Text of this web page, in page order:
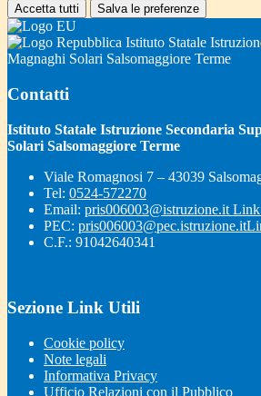
Accetta tutti Salva le preferenze
Istituto Statale
Magnaghi Solari Salsomaggiore Terme
Contatti
Istituto Statale Istruzione Secondaria
Solari Salsomaggiore Terme
Viale Romagnosi 7 – 43039
Tel: 0524-572270
Email: pris006003@istruzione.it Link
PEC: pris006003@pec.istruzione.it
C.F.: 91042640341
Sezione Link Utili
Cookie policy
Note legali
Informativa Privacy
Ufficio Relazioni con il Pubblico